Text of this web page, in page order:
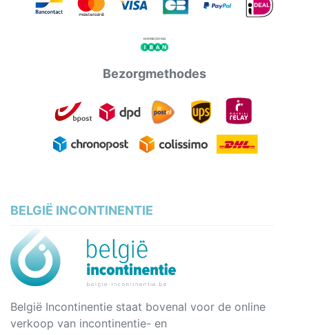
Bezorgmethodes
BELGIË INCONTINENTIE
België Incontinentie staat bovenal voor de online
verkoop van incontinentie- en